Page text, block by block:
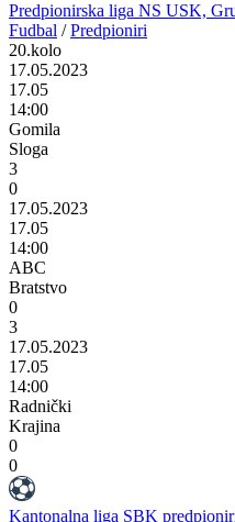
Predpionirska liga NS USK,
Fudbal / Predpioniri
20.kolo
17.05.2023
17.05
14:00
Gomila
Sloga
3
0
17.05.2023
17.05
14:00
ABC
Bratstvo
0
3
17.05.2023
17.05
14:00
Radnički
Krajina
0
0
Kantonalna liga SBK